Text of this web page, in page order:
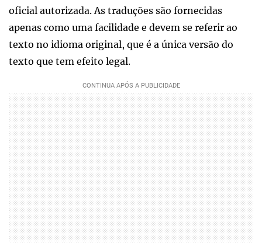
oficial autorizada. As traduções são fornecidas
apenas como uma facilidade e devem se referir ao
texto no idioma original, que é a única versão do
texto que tem efeito legal.